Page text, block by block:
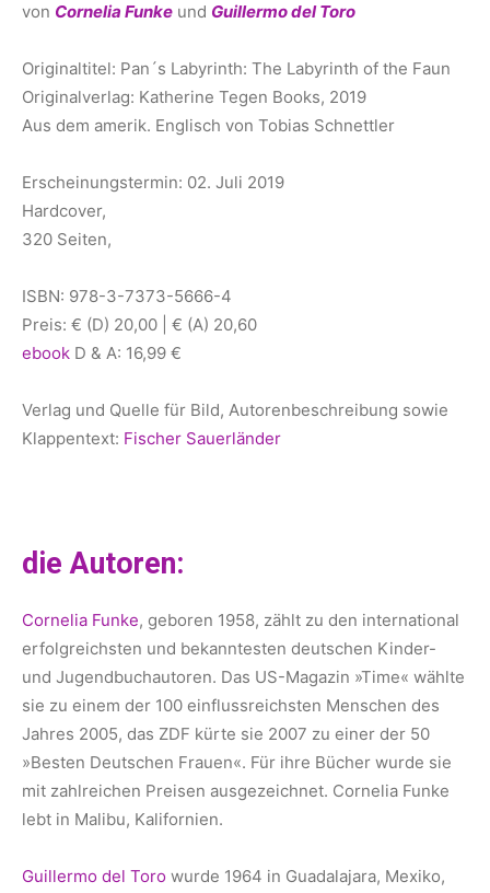
von Cornelia Funke und Guillermo del Toro
Originaltitel: Pan´s Labyrinth: The Labyrinth of the Faun
Originalverlag: Katherine Tegen Books, 2019
Aus dem amerik. Englisch von Tobias Schnettler
Erscheinungstermin: 02. Juli 2019
Hardcover,
320 Seiten,
ISBN: 978-3-7373-5666-4
Preis: € (D) 20,00 | € (A) 20,60
ebook D & A: 16,99 €
Verlag und Quelle für Bild, Autorenbeschreibung sowie
Klappentext: Fischer Sauerländer
die Autoren:
Cornelia Funke, geboren 1958, zählt zu den international
erfolgreichsten und bekanntesten deutschen Kinder-
und Jugendbuchautoren. Das US-Magazin »Time« wählte
sie zu einem der 100 einflussreichsten Menschen des
Jahres 2005, das ZDF kürte sie 2007 zu einer der 50
»Besten Deutschen Frauen«. Für ihre Bücher wurde sie
mit zahlreichen Preisen ausgezeichnet. Cornelia Funke
lebt in Malibu, Kalifornien.
Guillermo del Toro wurde 1964 in Guadalajara, Mexiko,